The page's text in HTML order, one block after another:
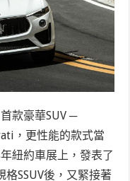
款豪華SUV ─
，更性能的款式當
紐約車展上，發表了
SSUV後，又緊接著